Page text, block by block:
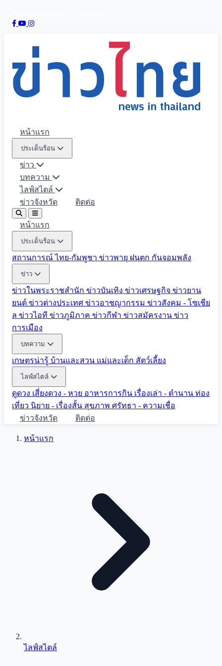
หน้าแรก
ประเด็นร้อน
ข่าว
บทความ
ไลฟ์สไตล์
ข่าวจังหวัด
ติดต่อ
หน้าแรก
ประเด็นร้อน
สถานการณ์ ไทย-กัมพูชา ข่าวพายุ ฝนตก กันจอมพลัง
ข่าว
ข่าวในพระราชสำนัก ข่าวบันเทิง ข่าวเศรษฐกิจ ข่าวยาน
ยนต์ ข่าวต่างประเทศ ข่าวอาชญากรรม ข่าวสังคม - โซเชีย
ล ข่าวไอที ข่าวภูมิภาค ข่าวกีฬา ข่าวสมัครงาน ข่าว
การเมือง
บทความ
เกษตรน่ารู้ บ้านและสวน แม่และเด็ก สัตว์เลี้ยง
ไลฟ์สไตล์
ดูดวง เสี่ยงดวง - หวย อาหารการกิน เรื่องเล่า - ตำนาน ท่อง
เที่ยว นิยาย - เรื่องสั้น สุขภาพ ศรัทธา - ความเชื่อ
ข่าวจังหวัด
ติดต่อ
หน้าแรก
ไลฟ์สไตล์